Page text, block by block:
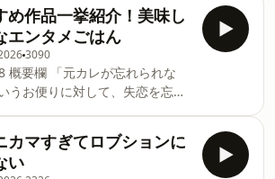
ない、家っぽい食材がいい！/本
ないメニュー/実家み食堂が欲し
ー③スープのミートソースス
/長谷川家のお好み焼きには青じ
ってブラックホールのような存
ュー④ちくわ入りお味噌汁/３０
魚肉ソーセージにキュンキュン/
⑤魚肉ソーセージの天ぷら/ま
レシピを生み出すあかり/大炎上
いているピュレグミ レモン/グ
ちらを驚かせようとしてくる時
イポイたのしい元気のタネ・ポ
イフルはレモンが出てくるまで
う/ポイフルの箱につぶグミを入
ダムで食べると、つぶグミで読
る/フルしゃり もも/シャリも追
ないのにもにっまで出てきてし
ャリって口づけ/間違えて買っ
め作品一挙紹介！美味し
エンタメごはん
3090
カレが忘れられな
うお便りに対して、失恋を忘れ
みなさんから募集したエンタメ
します！ 🍳おもな内容 復
う思いますか？/恋愛相談が飛び
カマすぎてロブションに
い